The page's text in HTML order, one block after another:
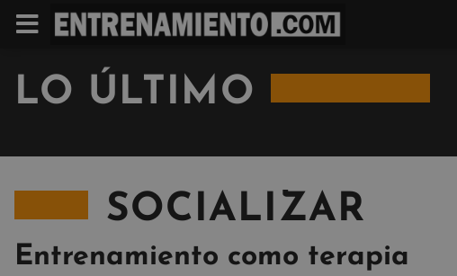
LO ÚLTIMO
SOCIALIZAR
Entrenamiento como terapia